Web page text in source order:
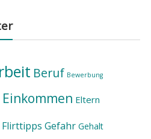
Beruf Bewerbung
Einkommen Eltern
Flirttipps Gefahr Gehalt